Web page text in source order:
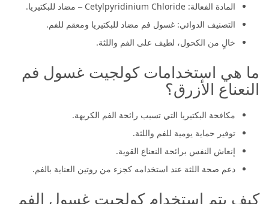
المادة الفعالة: Cetylpyridinium Chloride – مضاد للبكتيريا.
التصنيف الدوائي: غسول فم مضاد للبكتيريا ومعقم للفم.
خالٍ من الكحول، لطيف على الفم واللثة.
ما هي استخدامات كولجيت غسول فم
النعناع الأزرق؟
مكافحة البكتيريا التي تسبب رائحة الفم الكريهة.
توفير حماية يومية للفم واللثة.
إنعاش النفس برائحة النعناع القوية.
دعم صحة اللثة عند استخدامه كجزء من روتين العناية بالفم.
كيف يتم استخدام كولجيت غسول الفم